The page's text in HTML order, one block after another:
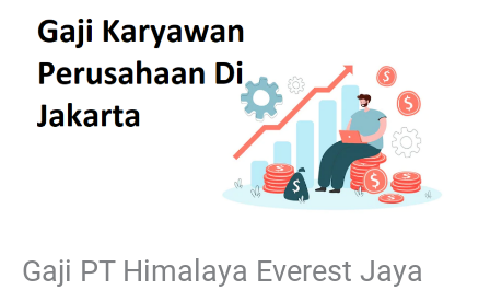
Gaji PT Himalaya Everest Jaya